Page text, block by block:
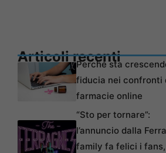
Articoli recenti
Perché sta
fiducia nei confronti
farmacie online
“Sto per tornare”:
l’annuncio dalla
family fa felici i fans,